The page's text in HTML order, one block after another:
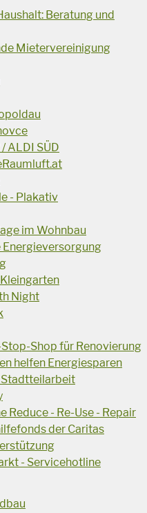
Beratung und
Mietervereinigung
ALDI SÜD
- Plakativ
im Wohnbau
Energieversorgung
Night
Shop für Renovierung
helfen Energiesparen
Stadtteilarbeit
Reduce - Re-Use - Repair
der Caritas
- Servicehotline